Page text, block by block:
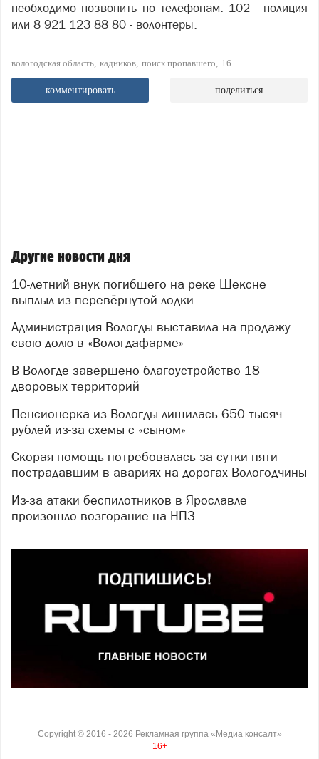
необходимо позвонить по телефонам: 102 - полиция
или 8 921 123 88 80 - волонтеры.
вологодская область кадников поиск пропавшего 16+
комментировать поделиться
Другие новости дня
10-летний внук погибшего на реке Шексне
выплыл из перевёрнутой лодки
Администрация Вологды выставила на продажу
свою долю в «Вологдафарме»
В Вологде завершено благоустройство 18
дворовых территорий
Пенсионерка из Вологды лишилась 650 тысяч
рублей из-за схемы с «сыном»
Скорая помощь потребовалась за сутки пяти
пострадавшим в авариях на дорогах Вологодчины
Из-за атаки беспилотников в Ярославле
произошло возгорание на НПЗ
Copyright © 2016 - 2026 Рекламная группа «Медиа консалт»
16+